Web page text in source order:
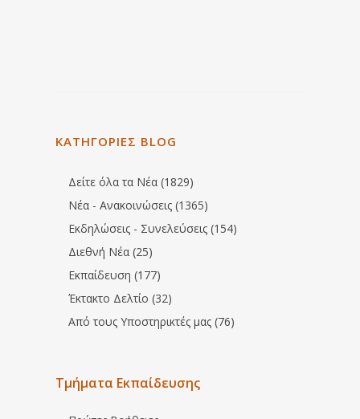
ΚΑΤΗΓΟΡΙΕΣ BLOG
Δείτε όλα τα Νέα (1829)
Νέα - Ανακοινώσεις (1365)
Εκδηλώσεις - Συνελεύσεις (154)
Διεθνή Νέα (25)
Εκπαίδευση (177)
Έκτακτο Δελτίο (32)
Από τους Υποστηρικτές μας (76)
Τμήματα Εκπαίδευσης